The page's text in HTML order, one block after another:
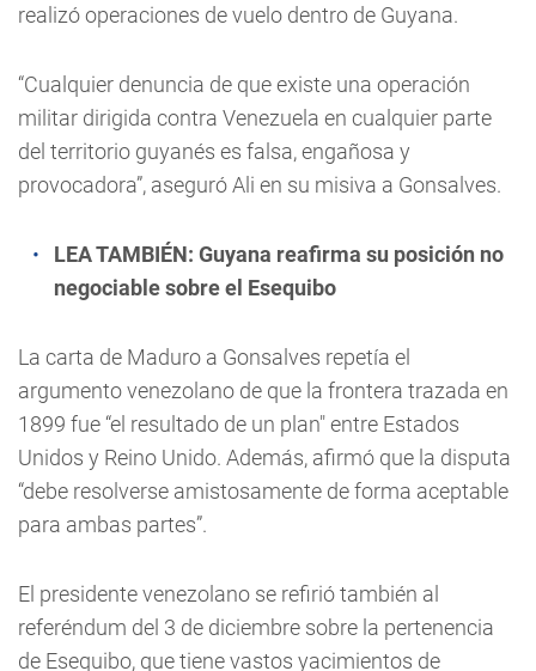
realizó operaciones de vuelo dentro de Guyana.
“Cualquier denuncia de que existe una operación
militar dirigida contra Venezuela en cualquier parte
del territorio guyanés es falsa, engañosa y
provocadora”, aseguró Ali en su misiva a Gonsalves.
LEA TAMBIÉN: Guyana reafirma su posición no
negociable sobre el Esequibo
La carta de Maduro a Gonsalves repetía el
argumento venezolano de que la frontera trazada en
1899 fue “el resultado de un plan" entre Estados
Unidos y Reino Unido. Además, afirmó que la disputa
“debe resolverse amistosamente de forma aceptable
para ambas partes”.
El presidente venezolano se refirió también al
referéndum del 3 de diciembre sobre la pertenencia
de Esequibo, que tiene vastos yacimientos de